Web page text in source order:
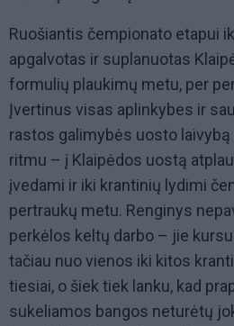
Ruošiantis čempionato etapui
apgalvotas ir suplanuotas
formulių plaukimų metu, per
Įvertinus visas aplinkybes ir
rastos galimybės uosto
ritmu – į Klaipėdos uostą
įvedami ir iki krantinių lydimi
pertraukų metu. Renginys
perkėlos keltų darbo – jie
tačiau nuo vienos iki kitos
tiesiai, o šiek tiek lanku, kad
sukeliamos bangos neturėtų